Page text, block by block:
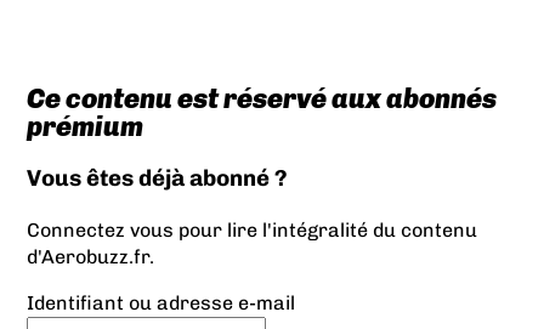
Ce contenu est réservé aux abonnés
prémium
Vous êtes déjà abonné ?
Connectez vous pour lire l'intégralité du contenu
d'Aerobuzz.fr.
Identifiant ou adresse e-mail